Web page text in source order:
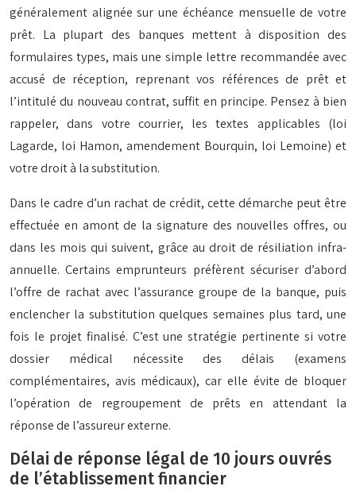
généralement alignée sur une échéance mensuelle de votre
prêt. La plupart des banques mettent à disposition des
formulaires types, mais une simple lettre recommandée avec
accusé de réception, reprenant vos références de prêt et
l’intitulé du nouveau contrat, suffit en principe. Pensez à bien
rappeler, dans votre courrier, les textes applicables (loi
Lagarde, loi Hamon, amendement Bourquin, loi Lemoine) et
votre droit à la substitution.
Dans le cadre d’un rachat de crédit, cette démarche peut être
effectuée en amont de la signature des nouvelles offres, ou
dans les mois qui suivent, grâce au droit de résiliation infra-
annuelle. Certains emprunteurs préfèrent sécuriser d’abord
l’offre de rachat avec l’assurance groupe de la banque, puis
enclencher la substitution quelques semaines plus tard, une
fois le projet finalisé. C’est une stratégie pertinente si votre
dossier médical nécessite des délais (examens
complémentaires, avis médicaux), car elle évite de bloquer
l’opération de regroupement de prêts en attendant la
réponse de l’assureur externe.
Délai de réponse légal de 10 jours ouvrés
de l’établissement financier